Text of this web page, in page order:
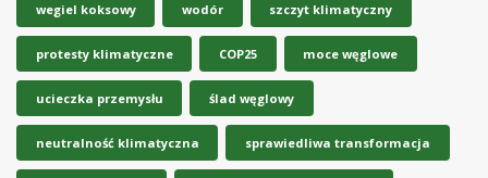
wegiel koksowy wodór szczyt klimatyczny
protesty klimatyczne COP25 moce węglowe
ucieczka przemysłu ślad węglowy
neutralność klimatyczna sprawiedliwa transformacja